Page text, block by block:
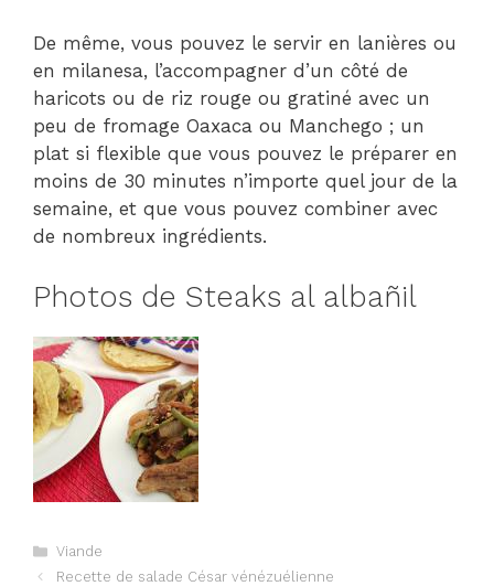
De même, vous pouvez le servir en lanières ou
en milanesa, l’accompagner d’un côté de
haricots ou de riz rouge ou gratiné avec un
peu de fromage Oaxaca ou Manchego ; un
plat si flexible que vous pouvez le préparer en
moins de 30 minutes n’importe quel jour de la
semaine, et que vous pouvez combiner avec
de nombreux ingrédients.
Photos de Steaks al albañil
Catégories
Viande
Navigation
Recette de salade César vénézuélienne